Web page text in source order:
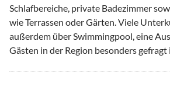
Schlafbereiche, private Badezimmer
wie Terrassen oder Gärten. Viele
außerdem über Swimmingpool, eine
Gästen in der Region besonders gefragt